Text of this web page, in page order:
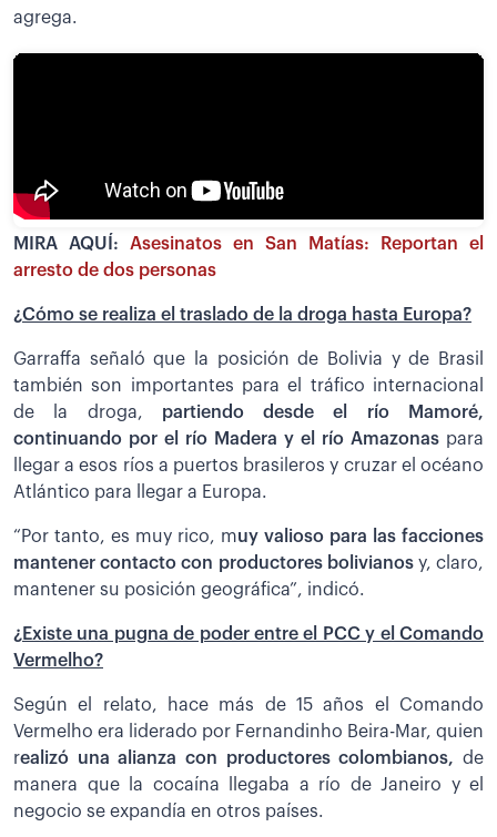
agrega.
MIRA AQUÍ: Asesinatos en San Matías: Reportan el
arresto de dos personas
¿Cómo se realiza el traslado de la droga hasta Europa?
Garraffa señaló que la posición de Bolivia y de Brasil
también son importantes para el tráfico internacional
de la droga, partiendo desde el río Mamoré,
continuando por el río Madera y el río Amazonas para
llegar a esos ríos a puertos brasileros y cruzar el océano
Atlántico para llegar a Europa.
“Por tanto, es muy rico, muy valioso para las facciones
mantener contacto con productores bolivianos y, claro,
mantener su posición geográfica”, indicó.
¿Existe una pugna de poder entre el PCC y el Comando
Vermelho?
Según el relato, hace más de 15 años el Comando
Vermelho era liderado por Fernandinho Beira-Mar, quien
realizó una alianza con productores colombianos, de
manera que la cocaína llegaba a río de Janeiro y el
negocio se expandía en otros países.